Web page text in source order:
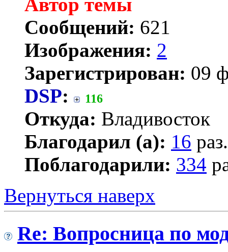
Сообщений: 621
Изображения: 2
Зарегистрирован: 09
DSP: 116
Откуда: Владивосток
Благодарил (а): 16 раз.
Поблагодарили: 334
Вернуться наверх
Re: Вопросница по